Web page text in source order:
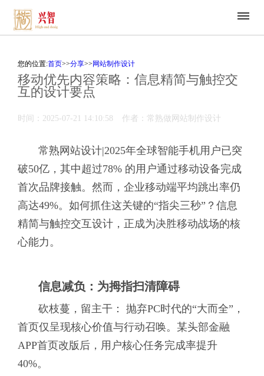
您的位置:首页>>分享>> 网站制作设计
移动优先内容策略：信息精简与触控交
互的设计要点
时间：2025-07-21 14:10:58 作者：常熟做网站制作设计
常熟网站设计|2025年全球智能手机用户已突
破50亿，其中超过78% 的用户通过移动设备完成
首次品牌接触。然而，企业移动端平均跳出率仍
高达49%。如何抓住这关键的“指尖三秒”？信息
精简与触控交互设计，正成为决胜移动战场的核
心能力。
信息减负：为拇指扫清障碍
砍枝蔓，留主干： 抛弃PC时代的“大而全”，
首页仅呈现核心价值与行动召唤。某头部金融
APP首页改版后，用户核心任务完成率提升
40%。